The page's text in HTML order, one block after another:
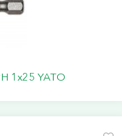
1х25 YATO